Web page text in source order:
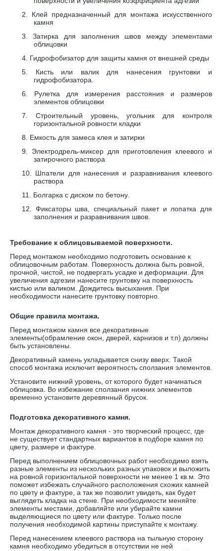
2. Клей предназначенный для монтажа искусственного
камня
3.Затирка для заполнения швов между элементами
облицовки
4. Гидрофобизатор для защиты камня от внешней среды
5. Кисть или валик для нанесения грунтовки и
гидрофобизатора.
6. Рулетка для измерения расстояния и размеров
элементов облицовки
7. Строительный уровень, угольник для контроля
горизонтальной ровности кладки
8. Емкость для замеса клея и затирки
9. Электродрель-миксер для приготовления клеевого и
затирочного раствора
10. Шпатели для нанесения и разравнивания клеевого
раствора
11. Болгарка с диском по бетону.
12. Фиксаторы шва, специальный пакет и лопатка для
заполнения и разравнивания швов.
Требование к облицовываемой поверхности.
Перед монтажом необходимо подготовить основание к
облицовочным работам. Поверхность должна быть ровной,
прочной, чистой, не подвергать усадке и деформации. Для
увеличения адгезии нанесите грунтовку на поверхность
кистью или валиком. Дождитесь высыхания. При
необходимости нанесите грунтовку повторно.
Общие правила монтажа.
Перед монтажом камня все декоративные
элементы(обрамление окон, дверей, карнизов и т.п) должны
быть установлены.
Декоративный камень укладывается снизу вверх. Такой
способ монтажа исключит вероятность сползания элементов.
Установите нижний уровень, от которого будет начинаться
облицовка. Во избежание сползания нижних элементов
временно установите деревянный брусок.
Подготовка декоративного камня.
Монтаж декоративного камня - это творческий процесс, где
не существует стандартных вариантов в подборе камня по
цвету, размере и фактуре.
Перед выполнением облицовочных работ необходимо взять
разные элементы из нескольких разных упаковок и выложить
на ровной горизонтальной поверхности не менее 1 кв.м. Это
поможет избежать случайного расположения схожих камней
по цвету и фактуре, а так же позволит увидеть, как будет
выглядеть кладка на стене. При необходимости меняйте
элементы местами, добавляйте или убирайте камни
выделяющиеся по цвету или фактуре. Только после
получения необходимой картины приступайте к монтажу.
Перед нанесением клеевого раствора на тыльную сторону
камня необходимо убедиться в отсутствии не ней